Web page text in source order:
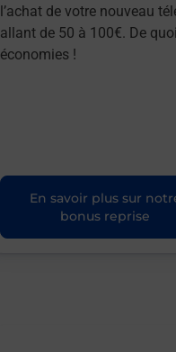
l’achat de votre nouveau
allant de 50 à 100€. De
économies !
En savoir plus sur
bonus reprise